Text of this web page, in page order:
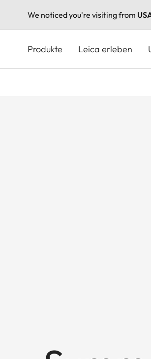
We noticed you're visiting from
Produkte Leica erleben